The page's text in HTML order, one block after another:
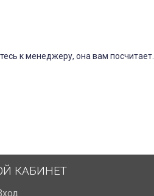
к менеджеру, она вам посчитает.
КАБИНЕТ